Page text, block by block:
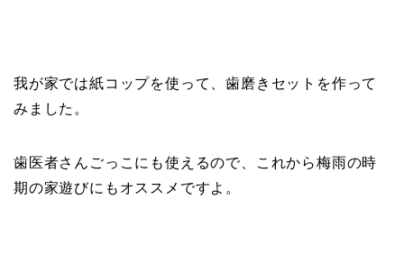
我が家では紙コップを使って、歯磨きセットを作って
みました。
歯医者さんごっこにも使えるので、これから梅雨の時
期の家遊びにもオススメですよ。